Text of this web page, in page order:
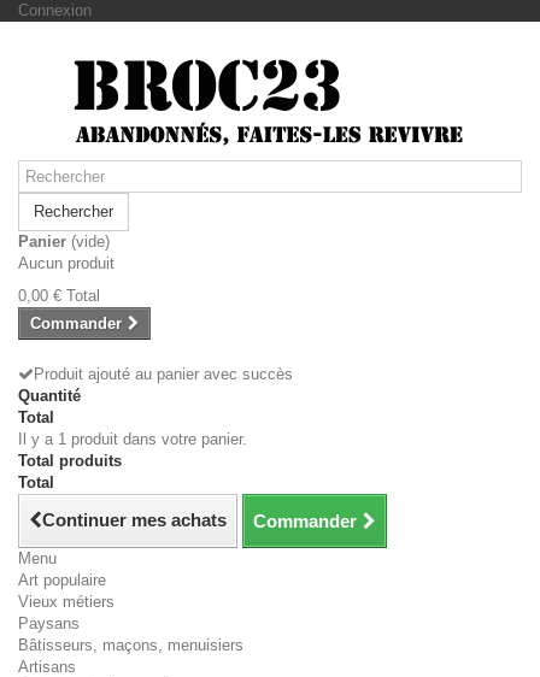
Connexion
Rechercher
Panier (vide)
Aucun produit
0,00 € Total
Commander
Produit ajouté au panier avec succès
Quantité
Total
Il y a 1 produit dans votre panier.
Total produits
Total
Continuer mes achats Commander
Menu
Art populaire
Vieux métiers
Paysans
Bâtisseurs, maçons, menuisiers
Artisans